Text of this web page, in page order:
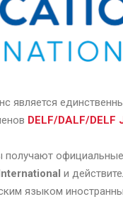
является
DELF/DALF/DELF
и
языком